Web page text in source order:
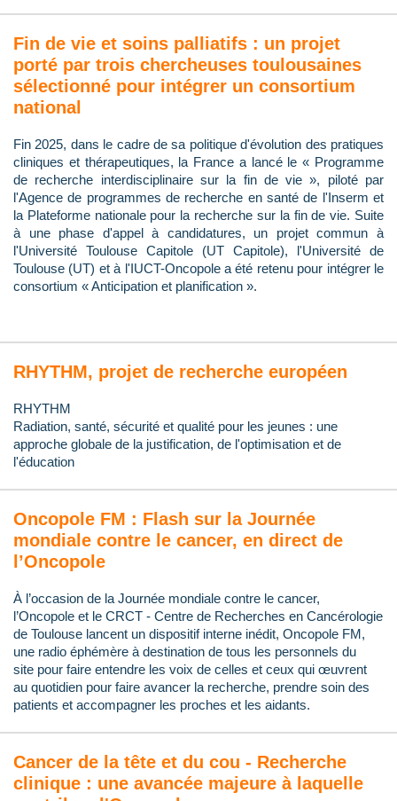
Fin de vie et soins palliatifs : un projet
porté par trois chercheuses toulousaines
sélectionné pour intégrer un consortium
national
Fin 2025, dans le cadre de sa politique d'évolution des pratiques
cliniques et thérapeutiques, la France a lancé le « Programme
de recherche interdisciplinaire sur la fin de vie », piloté par
l'Agence de programmes de recherche en santé de l'Inserm et
la Plateforme nationale pour la recherche sur la fin de vie. Suite
à une phase d'appel à candidatures, un projet commun à
l'Université Toulouse Capitole (UT Capitole), l'Université de
Toulouse (UT) et à l'IUCT-Oncopole a été retenu pour intégrer le
consortium « Anticipation et planification ».
RHYTHM, projet de recherche européen
RHYTHM
Radiation, santé, sécurité et qualité pour les jeunes : une
approche globale de la justification, de l'optimisation et de
l'éducation
Oncopole FM : Flash sur la Journée
mondiale contre le cancer, en direct de
l’Oncopole
À l’occasion de la Journée mondiale contre le cancer,
l’Oncopole et le CRCT - Centre de Recherches en Cancérologie
de Toulouse lancent un dispositif interne inédit, Oncopole FM,
une radio éphémère à destination de tous les personnels du
site pour faire entendre les voix de celles et ceux qui œuvrent
au quotidien pour faire avancer la recherche, prendre soin des
patients et accompagner les proches et les aidants.
Cancer de la tête et du cou - Recherche
clinique : une avancée majeure à laquelle